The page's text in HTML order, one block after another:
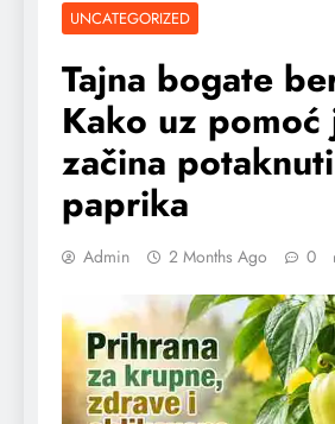
UNCATEGORIZED
Tajna bogate
Kako uz pomoć
začina
paprika
Admin 2 Months Ago 0